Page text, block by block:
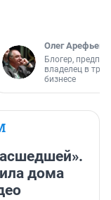
Олег Арефьев
Блогер,
владелец в
бизнесе
дома